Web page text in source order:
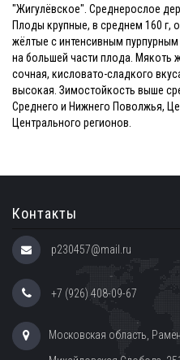
"Жигулёвское". Среднерослое
Плоды крупные, в среднем 160 г,
жёлтые с интенсивным
на большей части плода. Мякоть
сочная, кисловато-сладкого
высокая. Зимостойкость выше
Среднего и Нижнего Поволжья,
Центрального регионов.
Контакты
p230457@mail.ru
+7 (926) 408-09-67
Московская область,